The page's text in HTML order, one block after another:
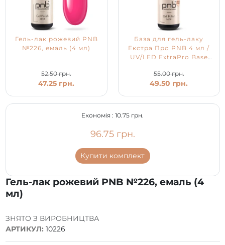
Гель-лак рожевий PNB №226, емаль (4
мл)
ЗНЯТО З ВИРОБНИЦТВА
АРТИКУЛ: 10226
Гель-лак рожевий PNB
№226, емаль (4 мл)
52.50 грн.
47.25 грн.
База для гель-лаку
Екстра Про PNB 4 мл /
UV/LED ExtraPro Base
55.00 грн.
49.50 грн.
Економія : 10.75 грн.
96.75 грн.
Купити комплект